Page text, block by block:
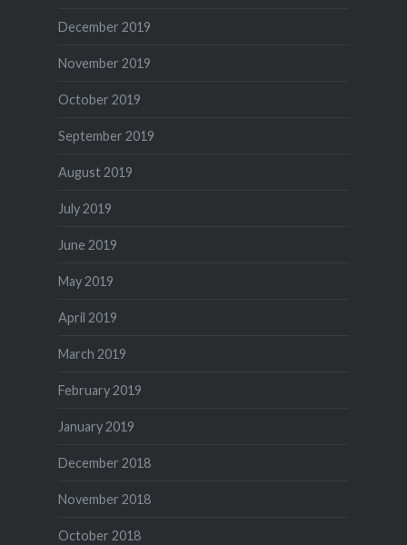
December 2019
November 2019
October 2019
September 2019
August 2019
July 2019
June 2019
May 2019
April 2019
March 2019
February 2019
January 2019
December 2018
November 2018
October 2018